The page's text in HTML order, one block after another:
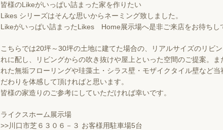
皆様のLikeがいっぱい詰まった家を作りたい
Likes シリーズはそんな思いからネーミング致しました。
Likeがいっぱい詰まったLikes Home展示場へ是非ご来店をお待ちし
こちらでは20坪～30坪の土地に建てた場合の、リアルサイズのリビ
れに配し、リビングからの吹き抜けや屋上といった空間のご提案。ま
れた無垢フローリングや珪藻土・シラス壁・モザイクタイル壁など当
だわりを体感して頂ければと思います。
皆様の家造りのご参考にしていただければ幸いです。
ライクスホーム展示場
>>川口市芝６３０６－３ お客様用駐車場5台